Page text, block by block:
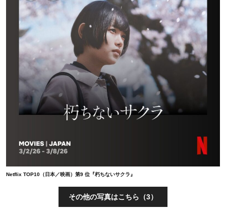
Netflix TOP10（日本／映画）第9 位『朽ちないサクラ』
その他の写真はこちら（3）